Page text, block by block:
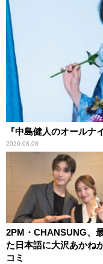
『中島健人のオールナ
2026.08.08
2PM・CHANSUNG、
た日本語に大沢あかね
コミ